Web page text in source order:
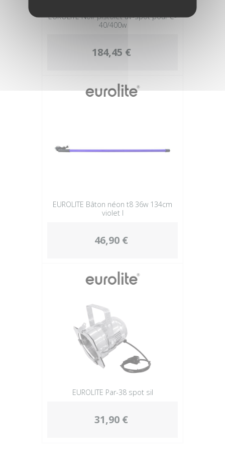
EUROLITE Noir pistolet uv-spot pour e-
40/400w
184,45 €
EUROLITE Bâton néon t8 36w 134cm
violet l
46,90 €
EUROLITE Par-38 spot sil
31,90 €